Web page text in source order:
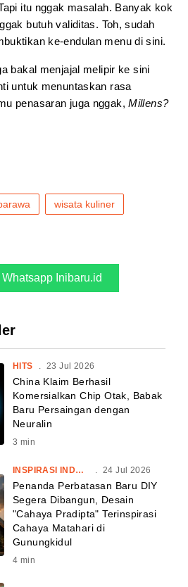
itu nggak masalah. Banyak kok
butuh validitas. Toh, sudah
ke-endulan menu di sini.
bakal menjajal melipir ke sini
untuk menuntaskan rasa
penasaran juga nggak,Millens?
wisata kuliner
Whatsapp Inibaru.id
HITS . 23 Jul 2026
China Klaim Berhasil
Komersialkan Chip Otak, Babak
Baru Persaingan dengan
Neuralin
3 min
INSPIRASI INDONESIA . 24 Jul 2026
Penanda Perbatasan Baru DIY
Segera Dibangun, Desain
"Cahaya Pradipta" Terinspirasi
Cahaya Matahari di
Gunungkidul
4 min